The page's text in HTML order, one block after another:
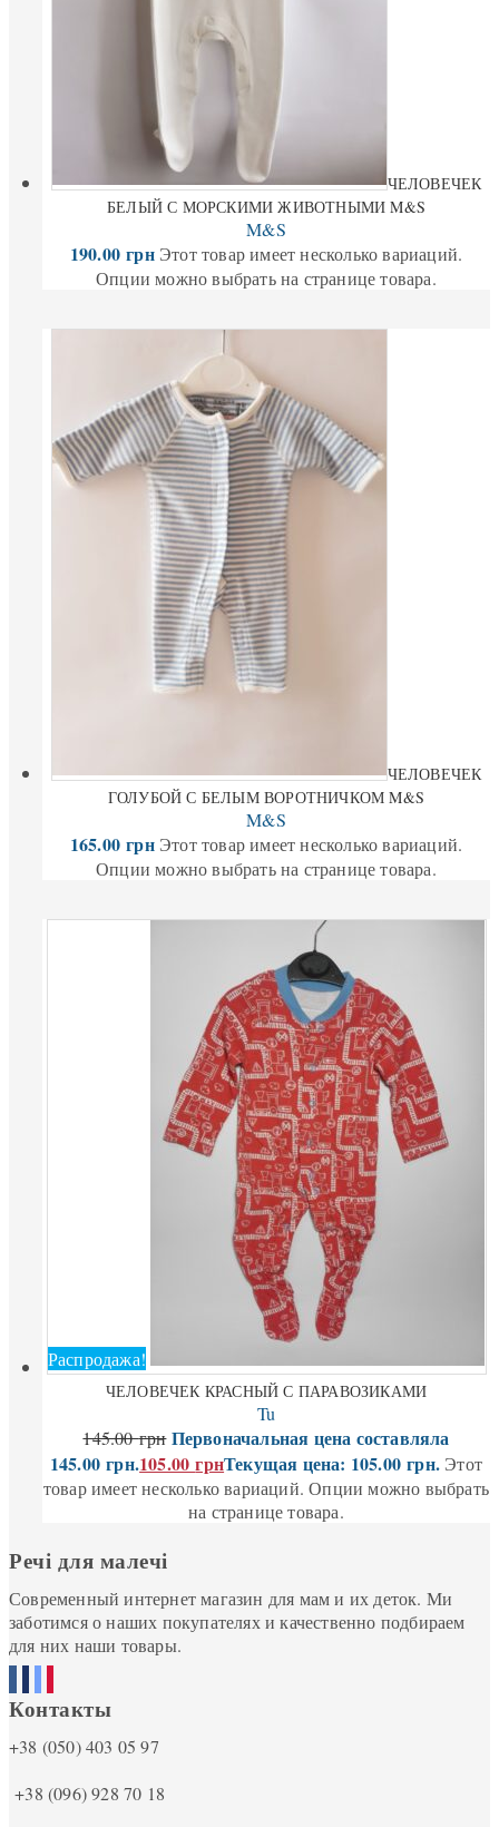
ЧЕЛОВЕЧЕК
БЕЛЫЙ С МОРСКИМИ ЖИВОТНЫМИ M&S
M&S
190.00грн Этот товар имеет несколько вариаций.
Опции можно выбрать на странице товара.
ЧЕЛОВЕЧЕК
ГОЛУБОЙ С БЕЛЫМ ВОРОТНИЧКОМ M&S
M&S
165.00грн Этот товар имеет несколько вариаций.
Опции можно выбрать на странице товара.
Распродажа!
ЧЕЛОВЕЧЕК КРАСНЫЙ С ПАРАВОЗИКАМИ
Tu
145.00грн Первоначальная цена составляла
145.00 грн.105.00грнТекущая цена: 105.00 грн. Этот
товар имеет несколько вариаций. Опции можно выбрать
на странице товара.
Речі для малечі
Современный интернет магазин для мам и их деток. Ми
заботимся о наших покупателях и качественно подбираем
для них наши товары.
Контакты
+38 (050) 403 05 97
+38 (096) 928 70 18